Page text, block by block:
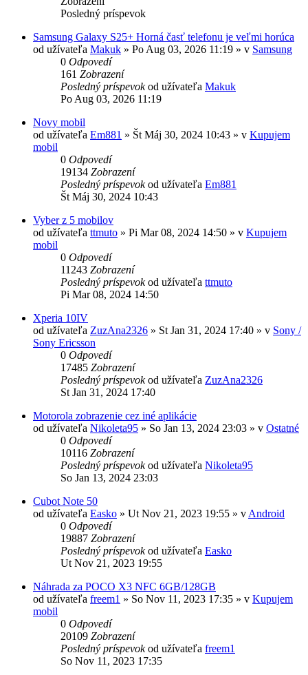
Posledný príspevok
Samsung Galaxy S25+ Horná časť telefonu je veľmi horúca
od užívateľa Makuk » Po Aug 03, 2026 11:19 » v Samsung
0 Odpovedí
161 Zobrazení
Posledný príspevokod užívateľa Makuk
Po Aug 03, 2026 11:19
Novy mobil
od užívateľa Em881 » Št Máj 30, 2024 10:43 » v Kupujem
mobil
0 Odpovedí
19134 Zobrazení
Posledný príspevokod užívateľa Em881
Št Máj 30, 2024 10:43
Vyber z 5 mobilov
od užívateľa ttmuto » Pi Mar 08, 2024 14:50 » v Kupujem
mobil
0 Odpovedí
11243 Zobrazení
Posledný príspevokod užívateľa ttmuto
Pi Mar 08, 2024 14:50
Xperia 10IV
od užívateľa ZuzAna2326 » St Jan 31, 2024 17:40 » v Sony /
Sony Ericsson
0 Odpovedí
17485 Zobrazení
Posledný príspevokod užívateľa ZuzAna2326
St Jan 31, 2024 17:40
Motorola zobrazenie cez iné aplikácie
od užívateľa Nikoleta95 » So Jan 13, 2024 23:03 » v Ostatné
0 Odpovedí
10116 Zobrazení
Posledný príspevokod užívateľa Nikoleta95
So Jan 13, 2024 23:03
Cubot Note 50
od užívateľa Easko » Ut Nov 21, 2023 19:55 » v Android
0 Odpovedí
19887 Zobrazení
Posledný príspevokod užívateľa Easko
Ut Nov 21, 2023 19:55
Náhrada za POCO X3 NFC 6GB/128GB
od užívateľa freem1 » So Nov 11, 2023 17:35 » v Kupujem
mobil
0 Odpovedí
20109 Zobrazení
Posledný príspevokod užívateľa freem1
So Nov 11, 2023 17:35